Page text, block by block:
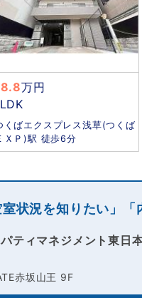
万円
くばエクスプレス浅草(つくば
ＸＰ)駅 徒歩6分
室状況を知りたい」
ティマネジメント東日
赤坂山王 9F